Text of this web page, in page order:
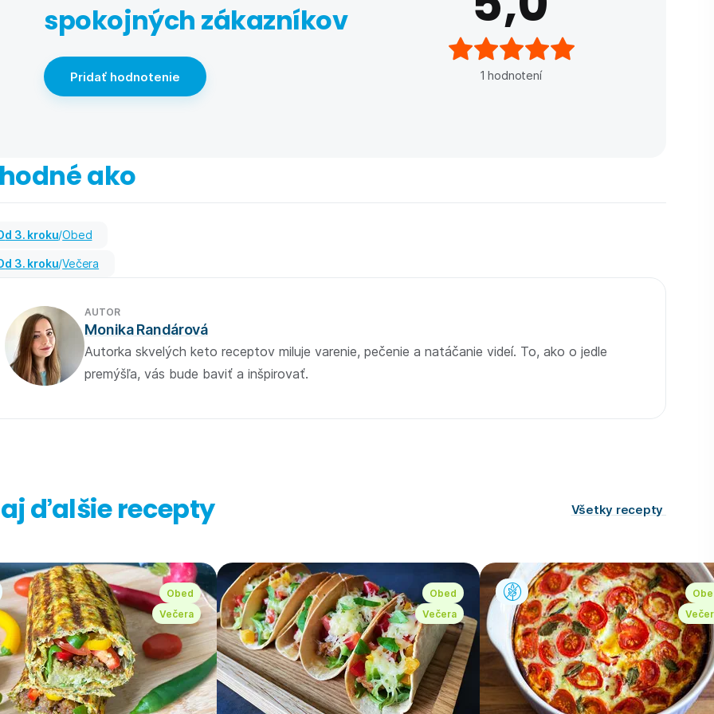
spokojných zákazníkov
Pridať hodnotenie 1 hodnotení
ako
od 3. kroku/ Obed
od 3. kroku/ Večera
AUTOR
Monika Randárová
Autorka skvelých keto receptov miluje varenie, pečenie a natáčanie videí. To, ako o jedle
premýšľa, vás bude baviť a inšpirovať.
ďalšie recepty Všetky recepty
Obed
Večera
Obed
Večera